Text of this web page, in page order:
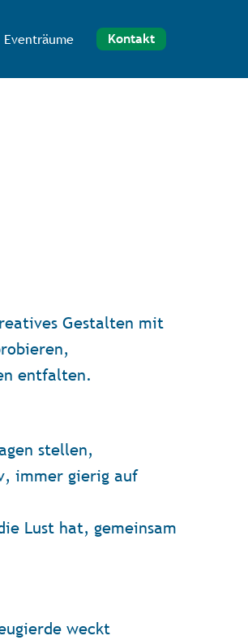
Eventräume Kontakt
Gestalten mit
entfalten.
stellen,
immer gierig auf
Lust hat, gemeinsam
weckt